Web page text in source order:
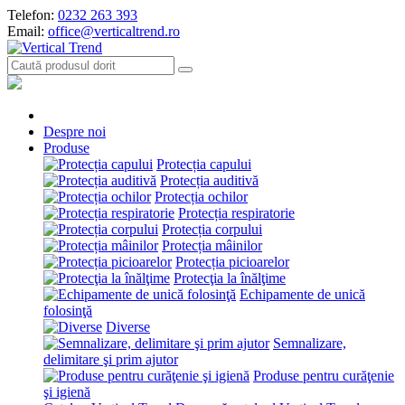
Telefon: 0232 263 393
Email: office@verticaltrend.ro
Despre noi
Produse
Protecția capului
Protecția auditivă
Protecția ochilor
Protecția respiratorie
Protecția corpului
Protecția mâinilor
Protecția picioarelor
Protecţia la înălţime
Echipamente de unică
folosinţă
Diverse
Semnalizare,
delimitare şi prim ajutor
Produse pentru curăţenie
şi igienă